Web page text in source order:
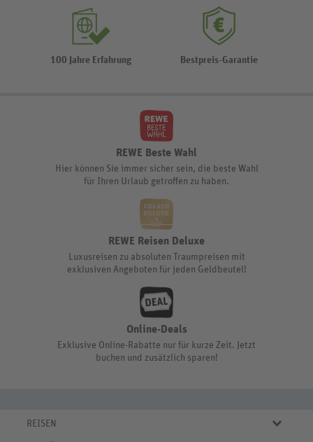
100 Jahre Erfahrung Bestpreis-Garantie
REWE Beste Wahl
Hier können Sie immer sicher sein, die beste Wahl
für Ihren Urlaub getroffen zu haben.
REWE Reisen Deluxe
Luxusreisen zu absoluten Traumpreisen mit
exklusiven Angeboten für jeden Geldbeutel!
Online-Deals
Exklusive Online-Rabatte nur für kurze Zeit. Jetzt
buchen und zusätzlich sparen!
REISEN